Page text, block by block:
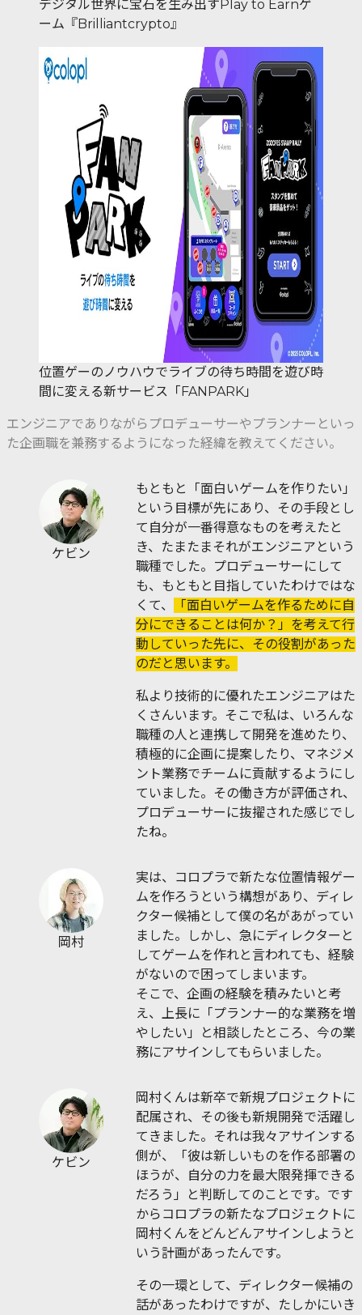
デジタル世界に宝石を生み出すPlay to Earnゲ
ーム『Brilliantcrypto』
位置ゲーのノウハウでライブの待ち時間を遊び時
間に変える新サービス「FANPARK」
エンジニアでありながらプロデューサーやプランナーといっ
た企画職を兼務するようになった経緯を教えてください。
ケビン
もともと「面白いゲームを作りたい」
という目標が先にあり、その手段とし
て自分が一番得意なものを考えたと
き、たまたまそれがエンジニアという
職種でした。プロデューサーにして
も、もともと目指していたわけではな
くて、
「面白いゲームを作るために自
分にできることは何か？」を考えて行
動していった先に、その役割があった
のだと思います。
私より技術的に優れたエンジニアはた
くさんいます。そこで私は、いろんな
職種の人と連携して開発を進めたり、
積極的に企画に提案したり、マネジメ
ント業務でチームに貢献するようにし
ていました。その働き方が評価され、
プロデューサーに抜擢された感じでし
たね。
岡村
実は、コロプラで新たな位置情報ゲー
ムを作ろうという構想があり、ディレ
クター候補として僕の名があがってい
ました。しかし、急にディレクターと
してゲームを作れと言われても、経験
がないので困ってしまいます。
そこで、企画の経験を積みたいと考
え、上長に「プランナー的な業務を増
やしたい」と相談したところ、今の業
務にアサインしてもらいました。
ケビン
岡村くんは新卒で新規プロジェクトに
配属され、その後も新規開発で活躍し
てきました。それは我々アサインする
側が、「彼は新しいものを作る部署の
ほうが、自分の力を最大限発揮できる
だろう」と判断してのことです。です
からコロプラの新たなプロジェクトに
岡村くんをどんどんアサインしようと
いう計画があったんです。
その一環として、ディレクター候補の
話があったわけですが、たしかにいき